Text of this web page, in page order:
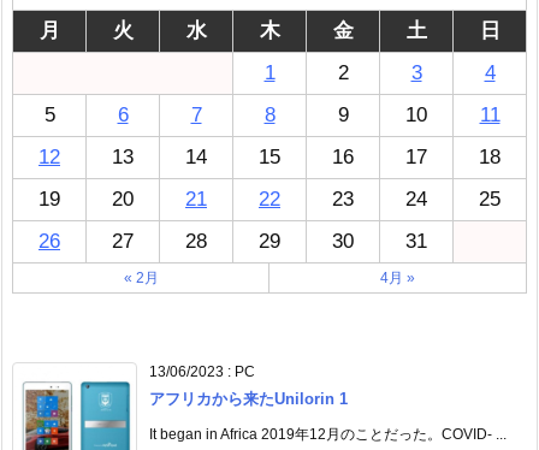
月
火 水 木 金 土
日
1
2 3
4
5
6 7 8 9 10
11
12
13 14 15 16 17
18
19
20 21 22 23 24
25
26
27 28 29 30 31
« 2月 4月 »
13/06/2023 : PC
アフリカから来たUnilorin 1
It began in Africa 2019年12月のことだった。COVID- ...